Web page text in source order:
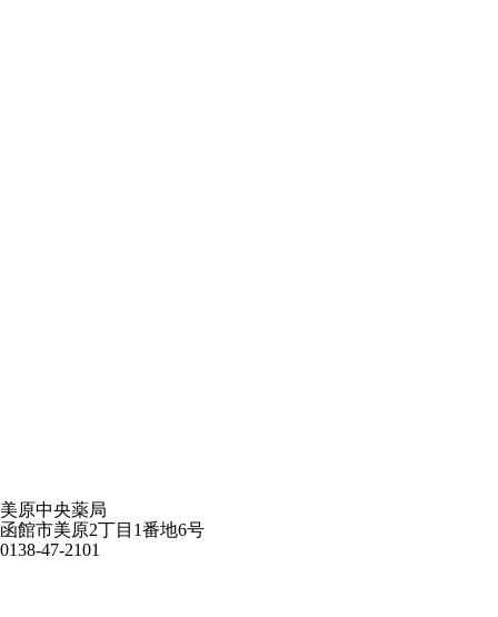
美原中央薬局
函館市美原2丁目1番地6号
0138-47-2101